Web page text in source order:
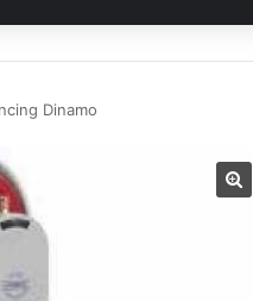
Dinamo